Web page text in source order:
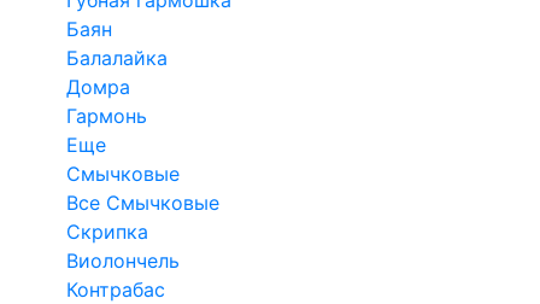
Баян
Балалайка
Домра
Гармонь
Еще
Смычковые
Все Смычковые
Скрипка
Виолончель
Контрабас